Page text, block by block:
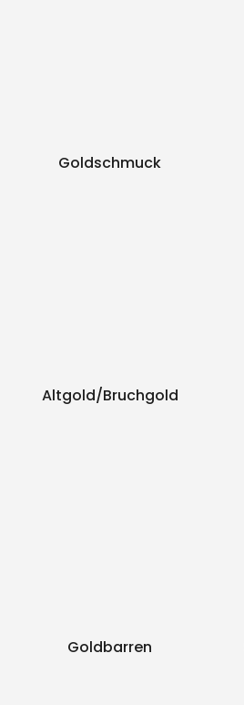
Goldschmuck
Altgold/Bruchgold
Goldbarren